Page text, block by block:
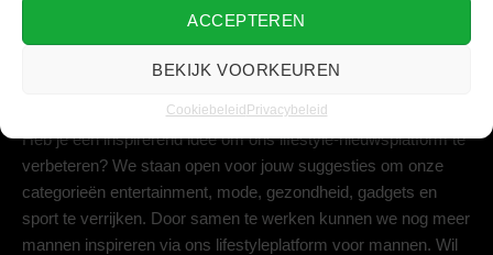
ACCEPTEREN
BEKIJK VOORKEUREN
Cookiebeleid Privacybeleid
Heb je een inspirerend idee om ons lifestyle-nieuwsplatform te
verbeteren? We staan open voor jouw suggesties om onze
categorieën entertainment, mode, gezondheid, gadgets en
sport te verrijken. Door samen te werken kunnen we nog meer
mannen inspireren via ons lifestyleplatform voor mannen. Wil